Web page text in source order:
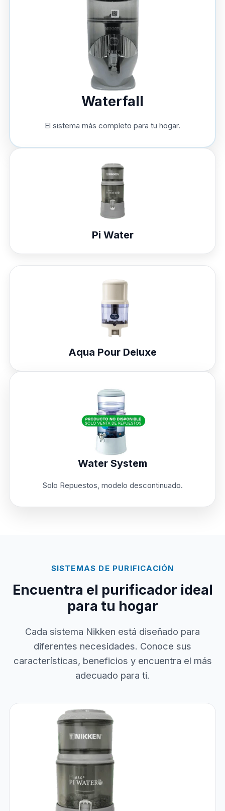
Waterfall
El sistema más completo para tu hogar.
Pi Water
Aqua Pour Deluxe
Water System
Solo Repuestos, modelo descontinuado.
SISTEMAS DE PURIFICACIÓN
Encuentra el purificador ideal
para tu hogar
Cada sistema Nikken está diseñado para
diferentes necesidades. Conoce sus
características, beneficios y encuentra el más
adecuado para ti.